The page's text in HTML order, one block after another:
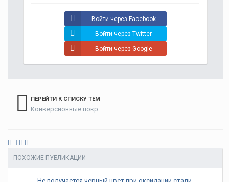
Войти через Facebook
Войти через Twitter
Войти через Google
ПЕРЕЙТИ К СПИСКУ ТЕМ
ПОХОЖИЕ ПУБЛИКАЦИИ